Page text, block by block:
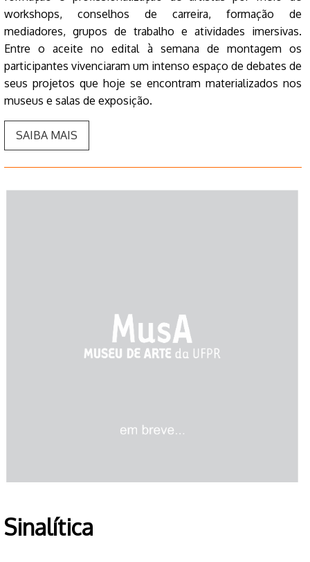
workshops, conselhos de carreira, formação de
mediadores, grupos de trabalho e atividades imersivas.
Entre o aceite no edital à semana de montagem os
participantes vivenciaram um intenso espaço de debates de
seus projetos que hoje se encontram materializados nos
museus e salas de exposição.
SAIBA MAIS
Sinalítica